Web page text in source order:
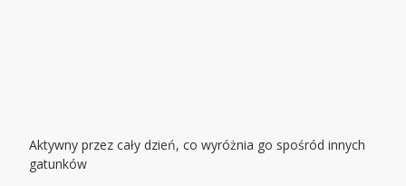
Aktywny przez cały dzień, co wyróżnia go spośród innych
gatunków